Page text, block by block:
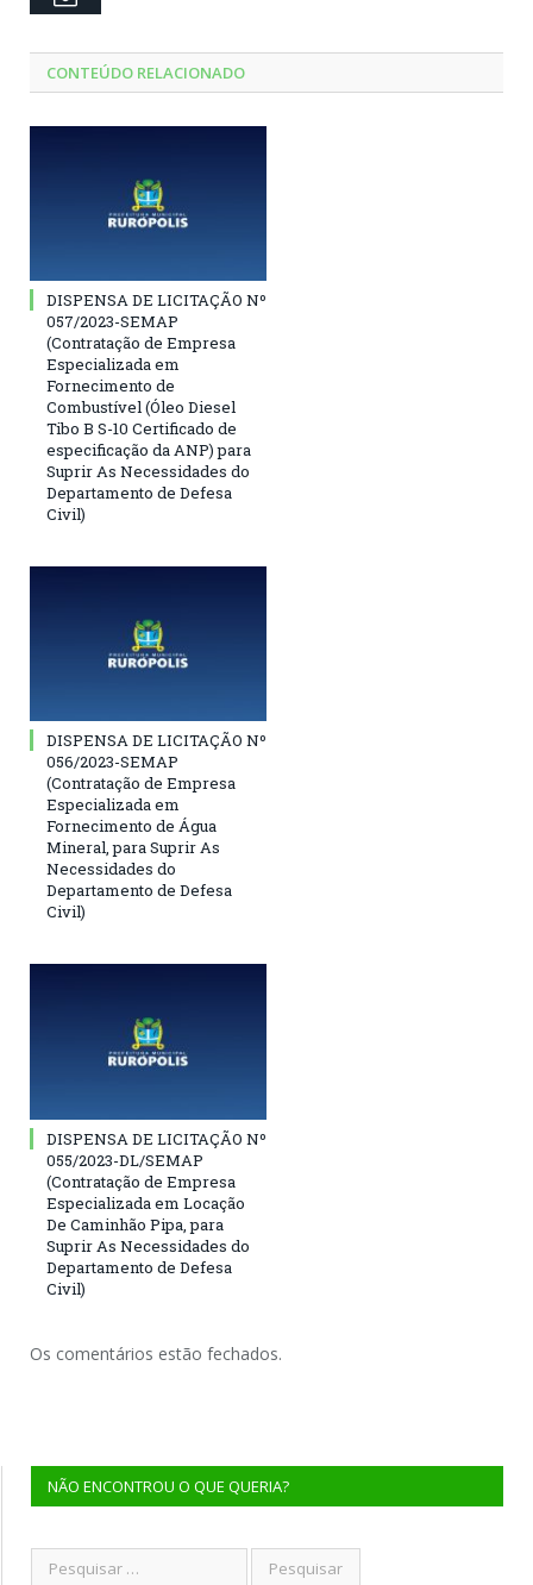
CONTEÚDO RELACIONADO
DISPENSA DE LICITAÇÃO Nº
057/2023-SEMAP
(Contratação de Empresa
Especializada em
Fornecimento de
Combustível (Óleo Diesel
Tibo B S-10 Certificado de
especificação da ANP) para
Suprir As Necessidades do
Departamento de Defesa
Civil)
DISPENSA DE LICITAÇÃO Nº
056/2023-SEMAP
(Contratação de Empresa
Especializada em
Fornecimento de Água
Mineral, para Suprir As
Necessidades do
Departamento de Defesa
Civil)
DISPENSA DE LICITAÇÃO Nº
055/2023-DL/SEMAP
(Contratação de Empresa
Especializada em Locação
De Caminhão Pipa, para
Suprir As Necessidades do
Departamento de Defesa
Civil)
Os comentários estão fechados.
NÃO ENCONTROU O QUE QUERIA?